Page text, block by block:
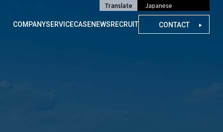
Translate
COMPANYSERVICECASENEWSRECRUIT CONTACT